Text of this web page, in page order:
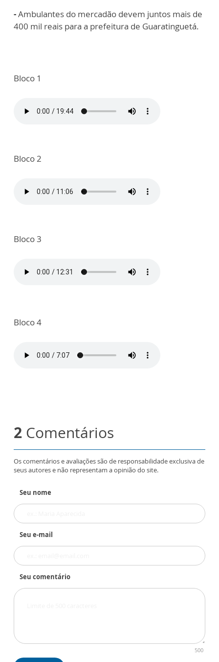
-Ambulantes do mercadão devem juntos mais de
400 mil reais para a prefeitura de Guaratinguetá.
Bloco 1
Bloco 2
Bloco 3
Bloco 4
2 Comentários
Os comentários e avaliações são de responsabilidade exclusiva de
seus autores e não representam a opinião do site.
Seu nome
Seu e-mail
Seu comentário
500